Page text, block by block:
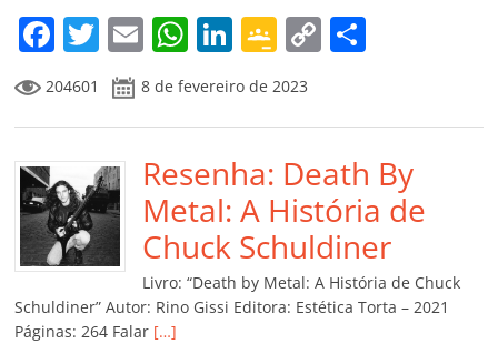
F
a
c
e
b
o
o
k
T
w
itt
er
E
m
ai
l
W
at
s
A
p
p
Li
k
e
dI
n
G
o
o
gl
e
Cl
a
ss
ro
C
y
Li
n
k
p
ar
til
h
ar
204601 8 de fevereiro de 2023
Resenha: Death By
Metal: A História de
Chuck Schuldiner
Livro: “Death by Metal: A História de Chuck
Schuldiner” Autor: Rino Gissi Editora: Estética Torta – 2021
Páginas: 264 Falar […]